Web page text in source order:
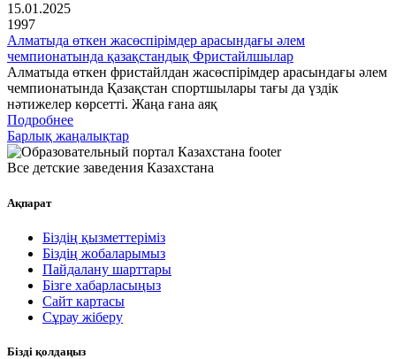
15.01.2025
1997
Алматыда өткен жасөспірімдер арасындағы әлем
чемпионатында қазақстандық Фристайлшылар
Алматыда өткен фристайлдан жасөспірімдер арасындағы әлем
чемпионатында Қазақстан спортшылары тағы да үздік
нәтижелер көрсетті. Жаңа ғана аяқ
Подробнее
Барлық жаңалықтар
Все детские заведения Казахстана
Ақпарат
Біздің қызметтеріміз
Біздің жобаларымыз
Пайдалану шарттары
Бізге хабарласыңыз
Сайт картасы
Сұрау жіберу
Бізді қолдаңыз